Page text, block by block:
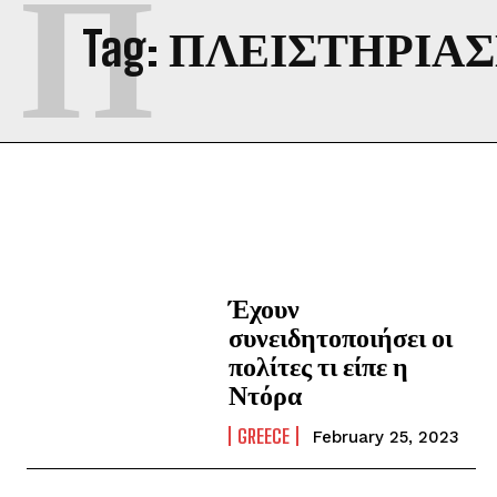
Tag:
Π
Έχουν
συνειδητοποιήσει οι
πολίτες τι είπε η
Ντόρα
GREECE February 25, 2023